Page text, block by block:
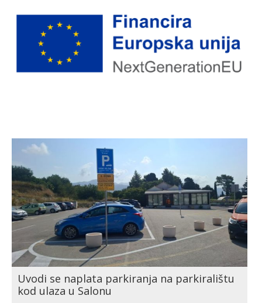
Uvodi se naplata parkiranja na parkiralištu
kod ulaza u Salonu